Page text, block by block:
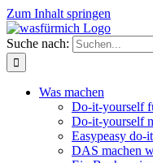
Zum Inhalt springen
Suche nach:
Was machen
Do-it-yourself
Do-it-yourself
Easypeasy do-
DAS machen